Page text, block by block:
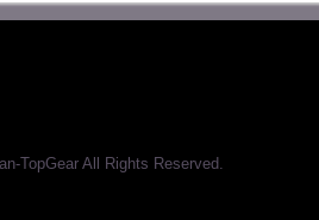
TopGear All Rights Reserved.